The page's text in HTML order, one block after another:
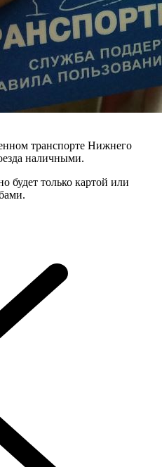
транспорте Нижнего
наличными.
будет только картой или